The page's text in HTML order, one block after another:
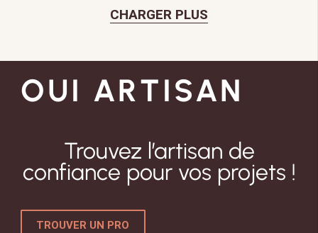
CHARGER PLUS
OUI ARTISAN
Trouvez l’artisan de
confiance pour vos projets !
TROUVER UN PRO